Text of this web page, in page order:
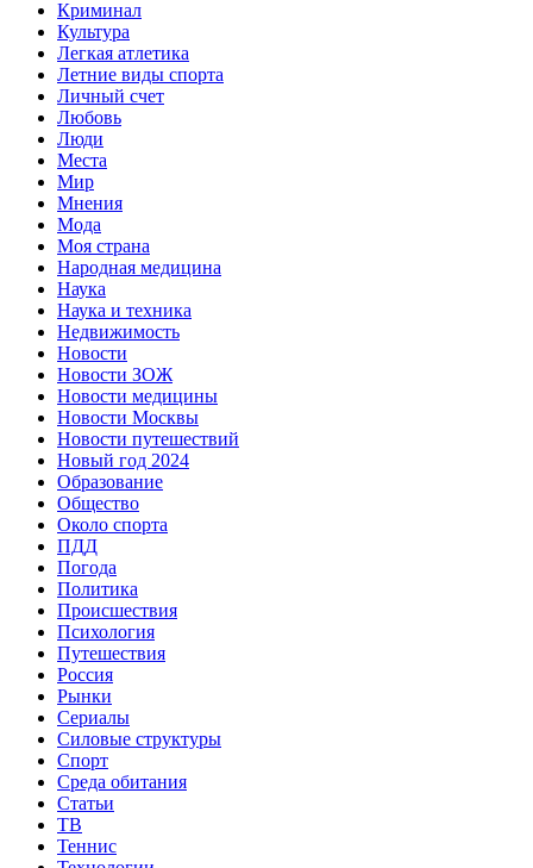
Криминал
Культура
Легкая атлетика
Летние виды спорта
Личный счет
Любовь
Люди
Места
Мир
Мнения
Мода
Моя страна
Народная медицина
Наука
Наука и техника
Недвижимость
Новости
Новости ЗОЖ
Новости медицины
Новости Москвы
Новости путешествий
Новый год 2024
Образование
Общество
Около спорта
ПДД
Погода
Политика
Происшествия
Психология
Путешествия
Россия
Рынки
Сериалы
Силовые структуры
Спорт
Среда обитания
Статьи
ТВ
Теннис